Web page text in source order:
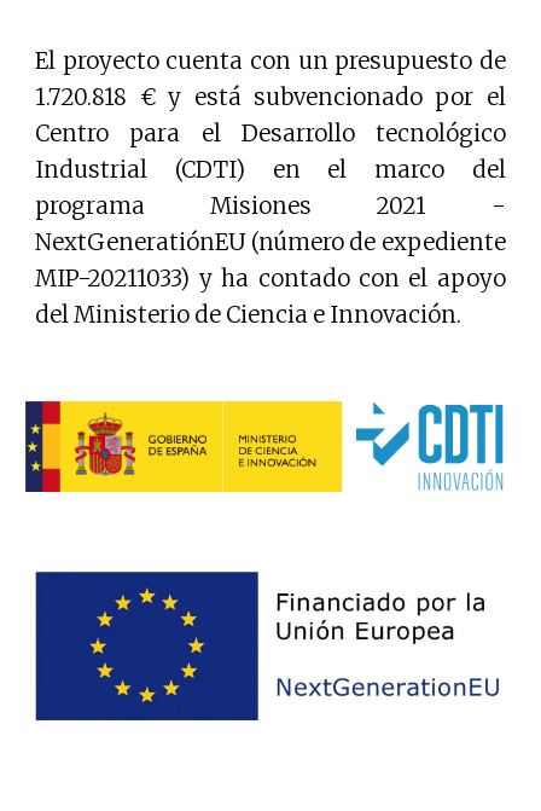
El proyecto cuenta con un presupuesto de
1.720.818 € y está subvencionado por el
Centro para el Desarrollo tecnológico
Industrial (CDTI) en el marco del
programa Misiones 2021 -
NextGeneratiónEU (número de expediente
MIP-20211033) y ha contado con el apoyo
del Ministerio de Ciencia e Innovación.